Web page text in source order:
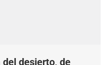
del desierto, de